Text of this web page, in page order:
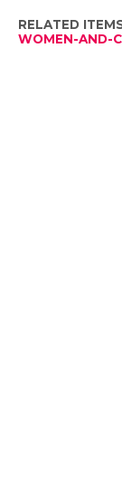
RELATED
WOMEN-AND-